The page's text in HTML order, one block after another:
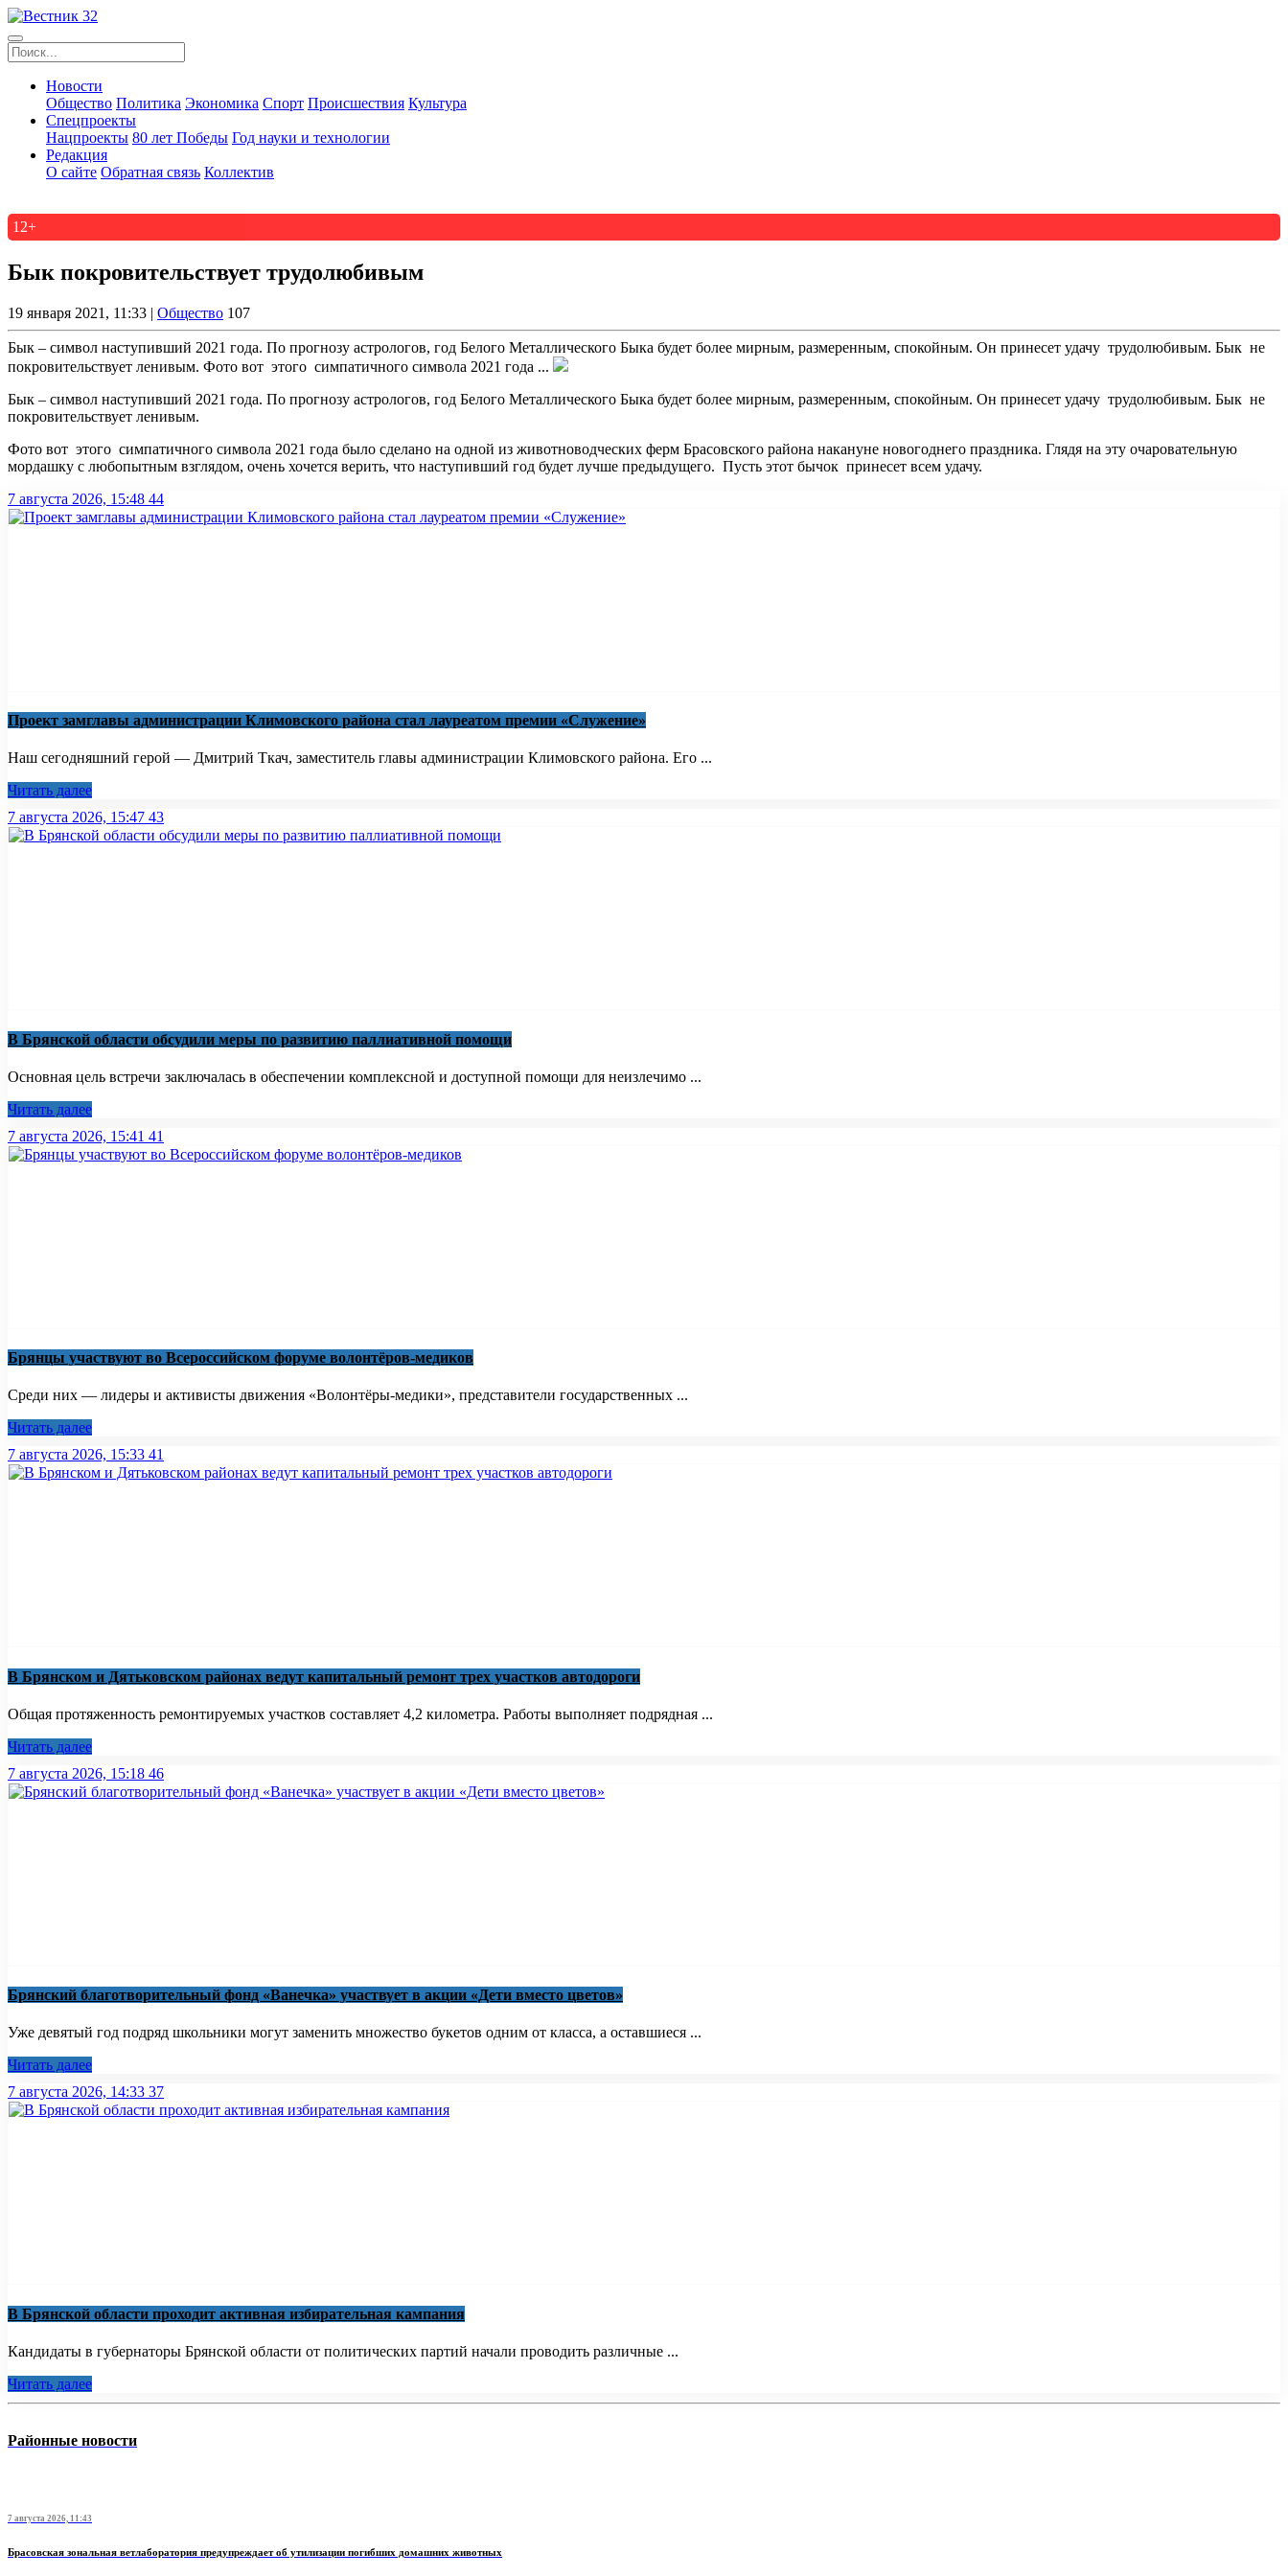
Новости
Общество Политика Экономика Спорт Происшествия Культура
Спецпроекты
Нацпроекты 80 лет Победы Год науки и технологии
Редакция
О сайте Обратная связь Коллектив
12+
Бык покровительствует трудолюбивым
19 января 2021, 11:33 | Общество 107
Бык – символ наступивший 2021 года. По прогнозу астрологов, год Белого Металлического Быка будет более мирным, размеренным, спокойным. Он принесет удачу трудолюбивым. Бык не
покровительствует ленивым. Фото вот этого симпатичного символа 2021 года ...
Бык – символ наступивший 2021 года. По прогнозу астрологов, год Белого Металлического Быка будет более мирным, размеренным, спокойным. Он принесет удачу трудолюбивым. Бык не
покровительствует ленивым.
Фото вот этого симпатичного символа 2021 года было сделано на одной из животноводческих ферм Брасовского района накануне новогоднего праздника. Глядя на эту очаровательную
мордашку с любопытным взглядом, очень хочется верить, что наступивший год будет лучше предыдущего. Пусть этот бычок принесет всем удачу.
7 августа 2026, 15:48 44
Проект замглавы администрации Климовского района стал лауреатом премии «Служение»
Наш сегодняшний герой — Дмитрий Ткач, заместитель главы администрации Климовского района. Его ...
Читать далее
7 августа 2026, 15:47 43
В Брянской области обсудили меры по развитию паллиативной помощи
Основная цель встречи заключалась в обеспечении комплексной и доступной помощи для неизлечимо ...
Читать далее
7 августа 2026, 15:41 41
Брянцы участвуют во Всероссийском форуме волонтёров-медиков
Среди них — лидеры и активисты движения «Волонтёры-медики», представители государственных ...
Читать далее
7 августа 2026, 15:33 41
В Брянском и Дятьковском районах ведут капитальный ремонт трех участков автодороги
Общая протяженность ремонтируемых участков составляет 4,2 километра. Работы выполняет подрядная ...
Читать далее
7 августа 2026, 15:18 46
Брянский благотворительный фонд «Ванечка» участвует в акции «Дети вместо цветов»
Уже девятый год подряд школьники могут заменить множество букетов одним от класса, а оставшиеся ...
Читать далее
7 августа 2026, 14:33 37
В Брянской области проходит активная избирательная кампания
Кандидаты в губернаторы Брянской области от политических партий начали проводить различные ...
Читать далее
Районные новости
7 августа 2026, 11:43
Брасовская зональная ветлаборатория предупреждает об утилизации погибших домашних животных